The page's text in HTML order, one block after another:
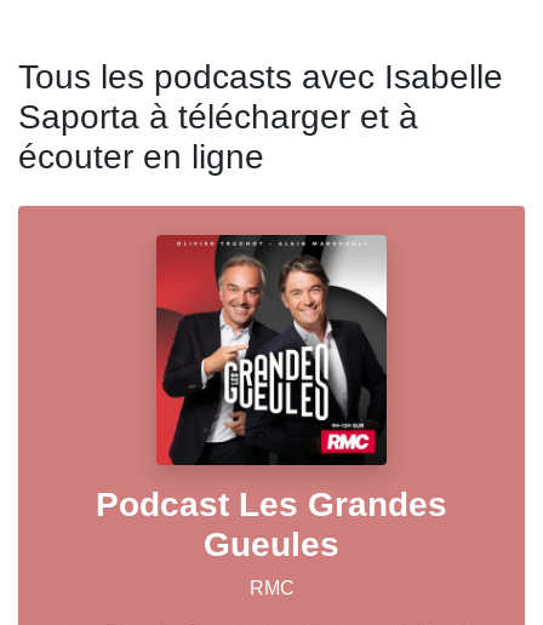
Tous les podcasts avec Isabelle
Saporta à télécharger et à
écouter en ligne
Podcast Les Grandes
Gueules
RMC